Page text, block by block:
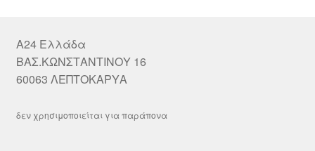
A24 Ελλάδα
ΒΑΣ.ΚΩΝΣΤΑΝΤΙΝΟΥ 16
60063 ΛΕΠΤΟΚΑΡΥΑ
δεν χρησιμοποιείται για παράπονα